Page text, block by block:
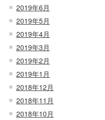
2019年6月
2019年5月
2019年4月
2019年3月
2019年2月
2019年1月
2018年12月
2018年11月
2018年10月